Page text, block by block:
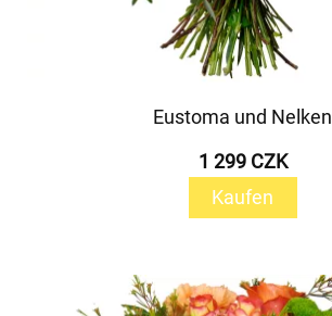
Eustoma und Nelken
1 299 CZK
Kaufen